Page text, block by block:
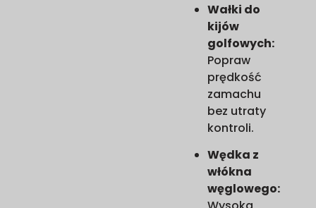
Wałki do
kijów
golfowych:
Popraw
prędkość
zamachu
bez utraty
kontroli.
Wędka z
włókna
węglowego: